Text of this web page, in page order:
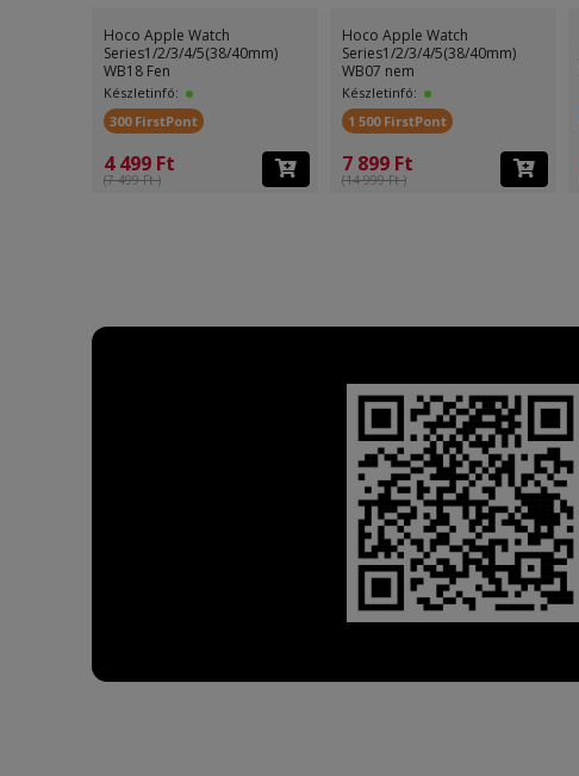
Hoco Apple Watch
Series1/2/3/4/5(38/40mm)
WB18 Fen
Készletinfó:
300 FirstPont
4 499 Ft
(7 499 Ft )
Hoco Apple Watch
Series1/2/3/4/5(38/40mm)
WB07 nem
Készletinfó:
1 500 FirstPont
7 899 Ft
(14 999 Ft )